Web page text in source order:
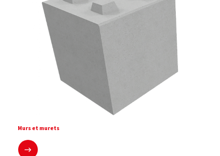
Murs et murets
En savoir plus